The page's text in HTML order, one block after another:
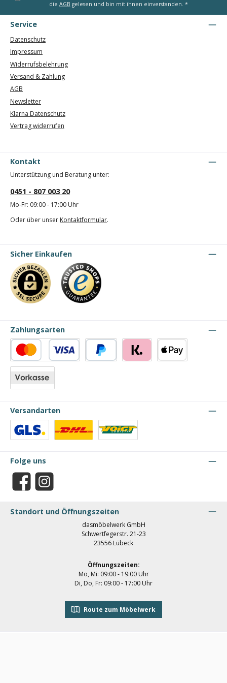
die AGB gelesen und bin mit ihnen einverstanden. *
Service
Datenschutz
Impressum
Widerrufsbelehrung
Versand & Zahlung
AGB
Newsletter
Klarna Datenschutz
Vertrag widerrufen
Kontakt
Unterstützung und Beratung unter:
0451 - 807 003 20
Mo-Fr: 09:00 - 17:00 Uhr
Oder über unser Kontaktformular.
Sicher Einkaufen
Zahlungsarten
Kredit- oder Debitkarte
Versandarten
Folge uns
Facebook Instagram
Standort und Öffnungszeiten
dasmöbelwerk GmbH
Schwertfegerstr. 21-23
23556 Lübeck
Öffnungszeiten:
Mo, Mi: 09:00 - 19:00 Uhr
Di, Do, Fr: 09:00 - 17:00 Uhr
Route zum Möbelwerk